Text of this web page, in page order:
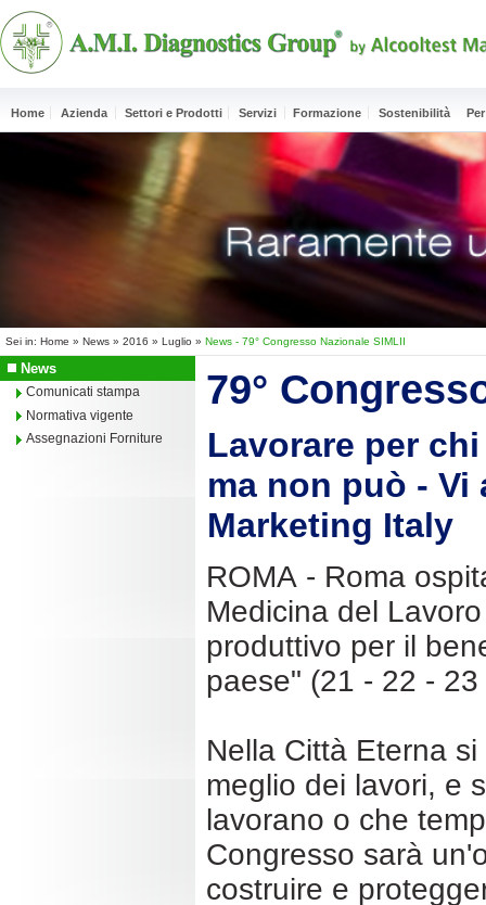
Home Azienda Settori e Prodotti Servizi Formazione Sostenibilità
Sei in: Home » News » 2016 » Luglio » News - 79° Congresso Nazionale SIMLII
News
Comunicati stampa
Normativa vigente
Assegnazioni Forniture
79°
Lavorare per
ma non può -
Marketing Italy
ROMA - Roma
Medicina del
produttivo per il
paese" (21 - 22 -
Nella Città Eterna
meglio dei lavori, e
lavorano o che
Congresso sarà
costruire e